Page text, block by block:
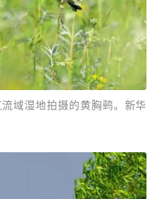
域湿地拍摄的黄胸鹀。新华